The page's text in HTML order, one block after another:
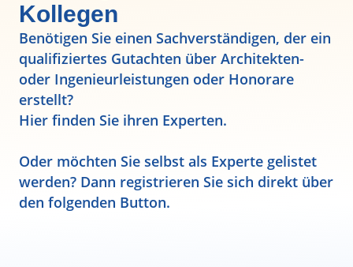
Kollegen
Benötigen Sie einen Sachverständigen, der ein
qualifiziertes Gutachten über Architekten-
oder Ingenieurleistungen oder Honorare
erstellt?
Hier finden Sie ihren Experten.
Oder möchten Sie selbst als Experte gelistet
werden? Dann registrieren Sie sich direkt über
den folgenden Button.